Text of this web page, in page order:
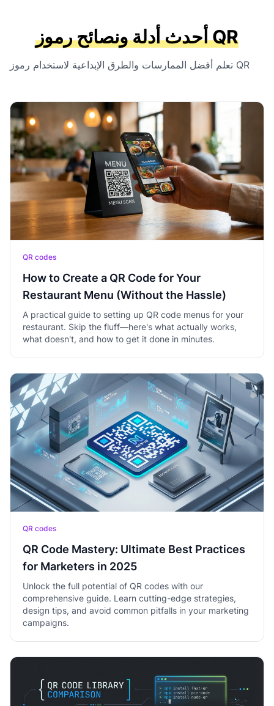
أحدث أدلة ونصائح رموز QR
تعلم أفضل الممارسات والطرق الإبداعية لاستخدام رموز QR
QR codes
How to Create a QR Code for Your
Restaurant Menu (Without the Hassle)
A practical guide to setting up QR code menus for your
restaurant. Skip the fluff—here's what actually works,
what doesn't, and how to get it done in minutes.
QR codes
QR Code Mastery: Ultimate Best Practices
for Marketers in 2025
Unlock the full potential of QR codes with our
comprehensive guide. Learn cutting-edge strategies,
design tips, and avoid common pitfalls in your marketing
campaigns.